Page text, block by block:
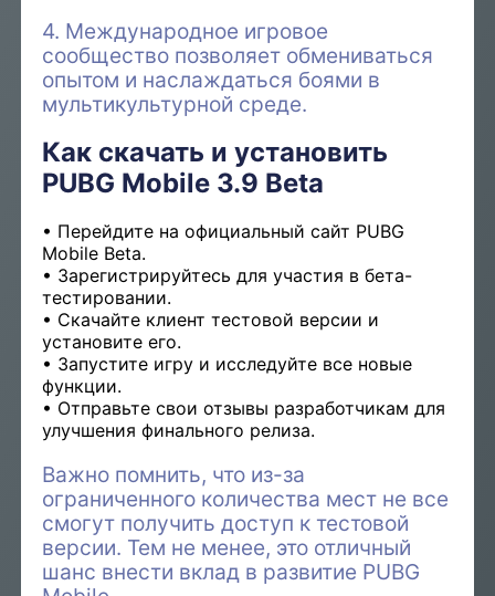
4. Международное игровое
сообщество позволяет обмениваться
опытом и наслаждаться боями в
мультикультурной среде.
Как скачать и установить
PUBG Mobile 3.9 Beta
Перейдите на официальный сайт PUBG
Mobile Beta.
Зарегистрируйтесь для участия в бета-
тестировании.
Скачайте клиент тестовой версии и
установите его.
Запустите игру и исследуйте все новые
функции.
Отправьте свои отзывы разработчикам для
улучшения финального релиза.
Важно помнить, что из-за
ограниченного количества мест не все
смогут получить доступ к тестовой
версии. Тем не менее, это отличный
шанс внести вклад в развитие PUBG